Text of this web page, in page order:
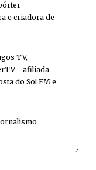
e criadora de
TV,
- afiliada
do Sol FM e